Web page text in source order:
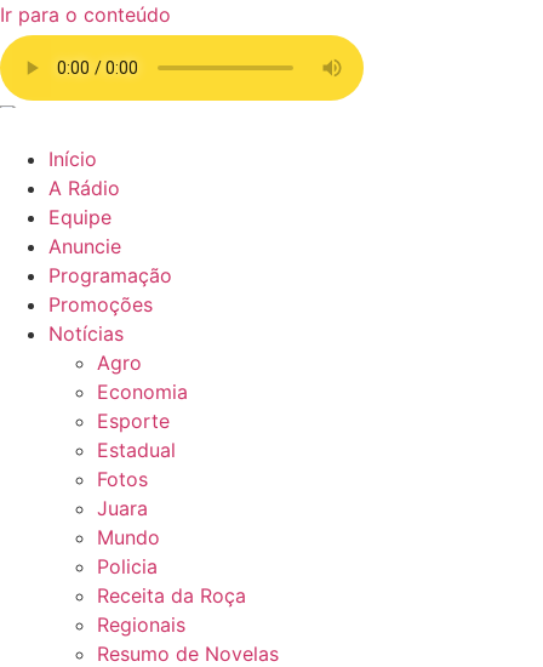
Ir para o conteúdo
Início
A Rádio
Equipe
Anuncie
Programação
Promoções
Notícias
Agro
Economia
Esporte
Estadual
Fotos
Juara
Mundo
Policia
Receita da Roça
Regionais
Resumo de Novelas